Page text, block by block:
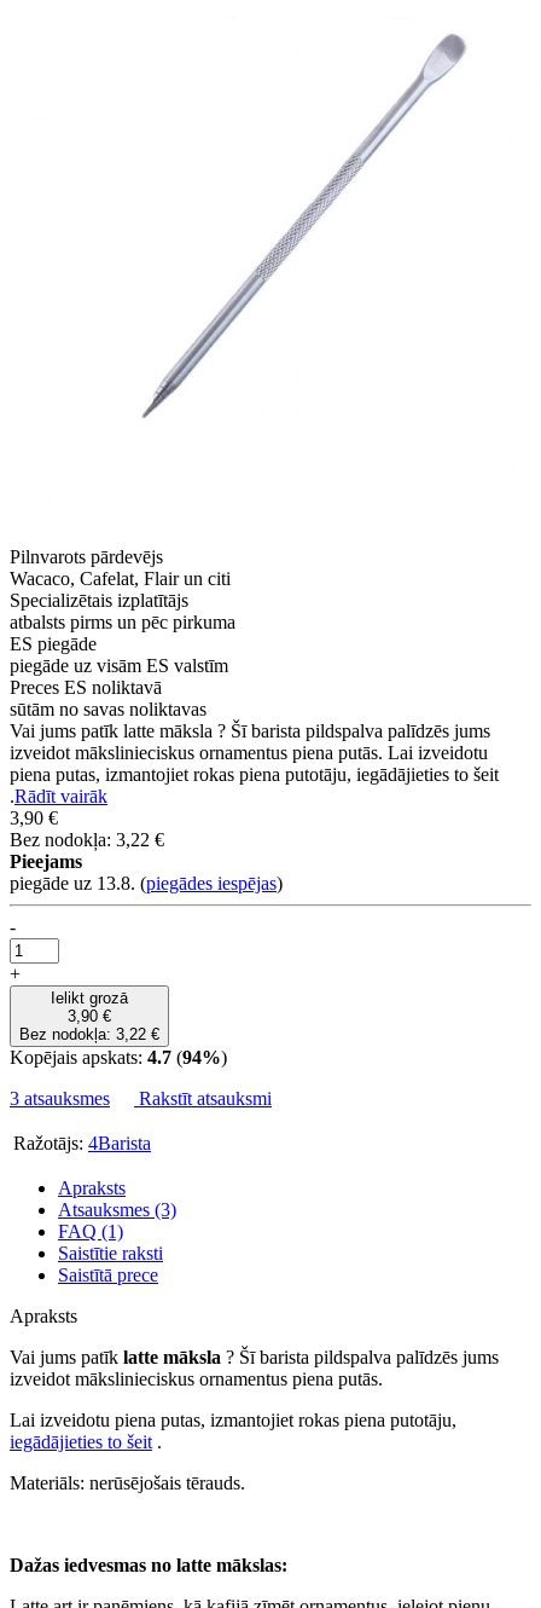
Pilnvarots pārdevējs
Wacaco, Cafelat, Flair un citi
Specializētais izplatītājs
atbalsts pirms un pēc pirkuma
ES piegāde
piegāde uz visām ES valstīm
Preces ES noliktavā
sūtām no savas noliktavas
Vai jums patīk latte māksla ? Šī barista pildspalva palīdzēs jums
izveidot mākslinieciskus ornamentus piena putās. Lai izveidotu
piena putas, izmantojiet rokas piena putotāju, iegādājieties to šeit
.Rādīt vairāk
3,90 €
Bez nodokļa: 3,22 €
Pieejams
piegāde uz 13.8. (piegādes iespējas)
-
+
Ielikt grozā
3,90 €
Bez nodokļa: 3,22 €
Kopējais apskats: 4.7 (94%)
3 atsauksmes
Rakstīt atsauksmi
Ražotājs: 4Barista
Apraksts
Atsauksmes (3)
FAQ (1)
Saistītie raksti
Saistītā prece
Apraksts
Vai jums patīk latte māksla ? Šī barista pildspalva palīdzēs jums
izveidot mākslinieciskus ornamentus piena putās.
Lai izveidotu piena putas, izmantojiet rokas piena putotāju,
iegādājieties to šeit .
Materiāls: nerūsējošais tērauds.
Dažas iedvesmas no latte mākslas: